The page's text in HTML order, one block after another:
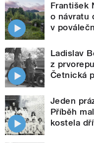
František
o návratu
v
Ladislav
z
Četnická
Jeden
Příběh
kostela